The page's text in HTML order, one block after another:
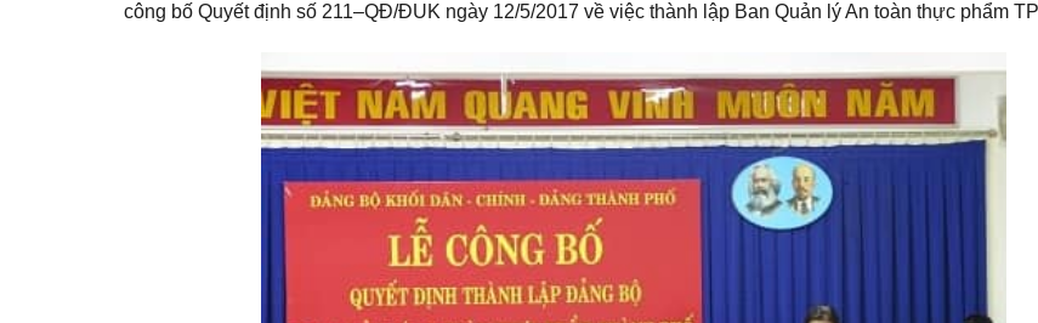
công bố Quyết định số 211–QĐ/ĐUK ngày 12/5/2017 về việc thành lập Ban Quản lý An toàn thực phẩm